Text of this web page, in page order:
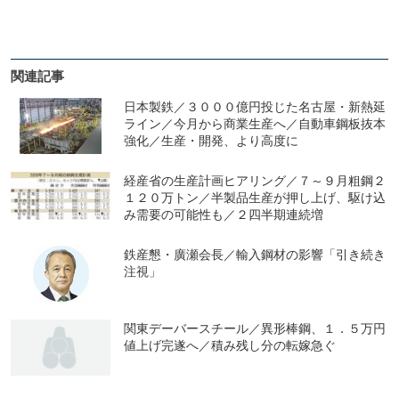
関連記事
日本製鉄／３０００億円投じた名古屋・新熱延
ライン／今月から商業生産へ／自動車鋼板抜本
強化／生産・開発、より高度に
経産省の生産計画ヒアリング／７～９月粗鋼２
１２０万トン／半製品生産が押し上げ、駆け込
み需要の可能性も／２四半期連続増
鉄産懇・廣瀬会長／輸入鋼材の影響「引き続き
注視」
関東デーバースチール／異形棒鋼、１．５万円
値上げ完遂へ／積み残し分の転嫁急ぐ